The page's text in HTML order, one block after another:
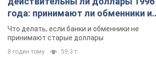
года: принимают ли обменники и
банки такие купюры
Что делать, если банки и обменники не
принимают старые доллары
8 годин тому 59,3 т.